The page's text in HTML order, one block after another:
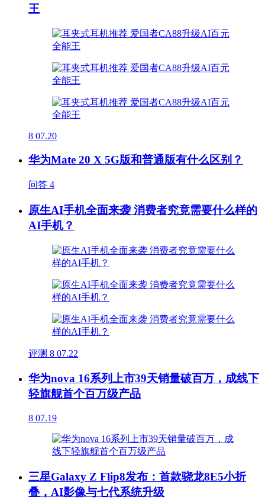
王
8 07.20
华为Mate 20 X 5G版和普通版有什么区别？
问答 4
原生AI手机全面来袭 消费者究竟需要什么样的
AI手机？
评测 8 07.22
华为nova 16系列上市39天销量破百万，成线下
轻旗舰首个百万级产品
8 07.19
三星Galaxy Z Flip8发布：首款骁龙8E5小折
叠，AI影像与七代系统升级